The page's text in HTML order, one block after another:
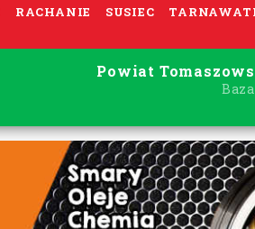
RACHANIE SUSIEC
Powiat